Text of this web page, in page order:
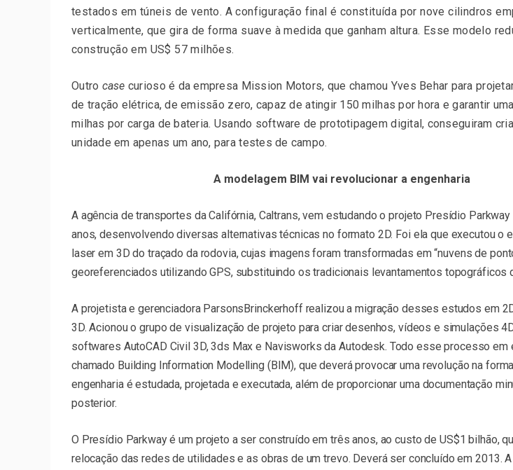
testados em túneis de vento. A configuração final é constituída por nove cilindros
verticalmente, que gira de forma suave à medida que ganham altura. Esse modelo
construção em US$ 57 milhões.
Outro case curioso é da empresa Mission Motors, que chamou Yves Behar para
de tração elétrica, de emissão zero, capaz de atingir 150 milhas por hora e garantir
milhas por carga de bateria. Usando software de prototipagem digital, conseguiram
unidade em apenas um ano, para testes de campo.
A modelagem BIM vai revolucionar a engenharia
A agência de transportes da Califórnia, Caltrans, vem estudando o projeto Presídio
anos, desenvolvendo diversas alternativas técnicas no formato 2D. Foi ela que executou o
laser em 3D do traçado da rodovia, cujas imagens foram transformadas em “nuvens de
georeferenciados utilizando GPS, substituindo os tradicionais levantamentos topográficos
A projetista e gerenciadora ParsonsBrinckerhoff realizou a migração desses estudos em
3D. Acionou o grupo de visualização de projeto para criar desenhos, vídeos e simulações
softwares AutoCAD Civil 3D, 3ds Max e Navisworks da Autodesk. Todo esse processo
chamado Building Information Modelling (BIM), que deverá provocar uma revolução na
engenharia é estudada, projetada e executada, além de proporcionar uma documentação
posterior.
O Presídio Parkway é um projeto a ser construído em três anos, ao custo de US$1 bilhão,
relocação das redes de utilidades e as obras de um trevo. Deverá ser concluído em 2013.